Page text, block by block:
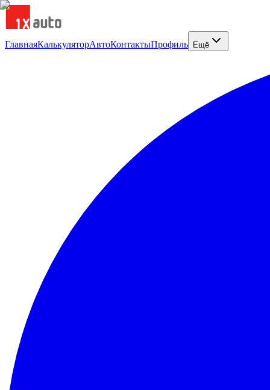
ГлавнаяКалькуляторАвтоКонтактыПрофиль Ещё